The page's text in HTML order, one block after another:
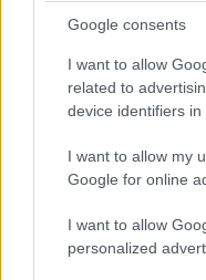
Google consents
I want to allow
related to
device identifiers in
I want to allow my
Google for online
I want to allow
personalized
υποψήφιοι θα
επιλέξουν τα
μέσος όρος των
είναι ίσος ή
και της Ε.Β.Ε. του
ΤΕΦΑΑ).